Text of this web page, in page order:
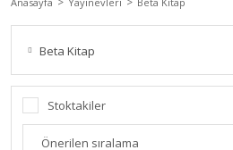
Beta Kitap
Stoktakiler